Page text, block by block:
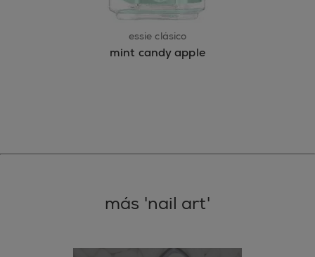
essie clásico
mint candy apple
más 'nail art'